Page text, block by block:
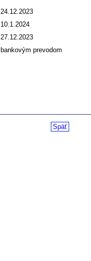
24.12.2023
10.1.2024
27.12.2023
bankovým prevodom
Späť